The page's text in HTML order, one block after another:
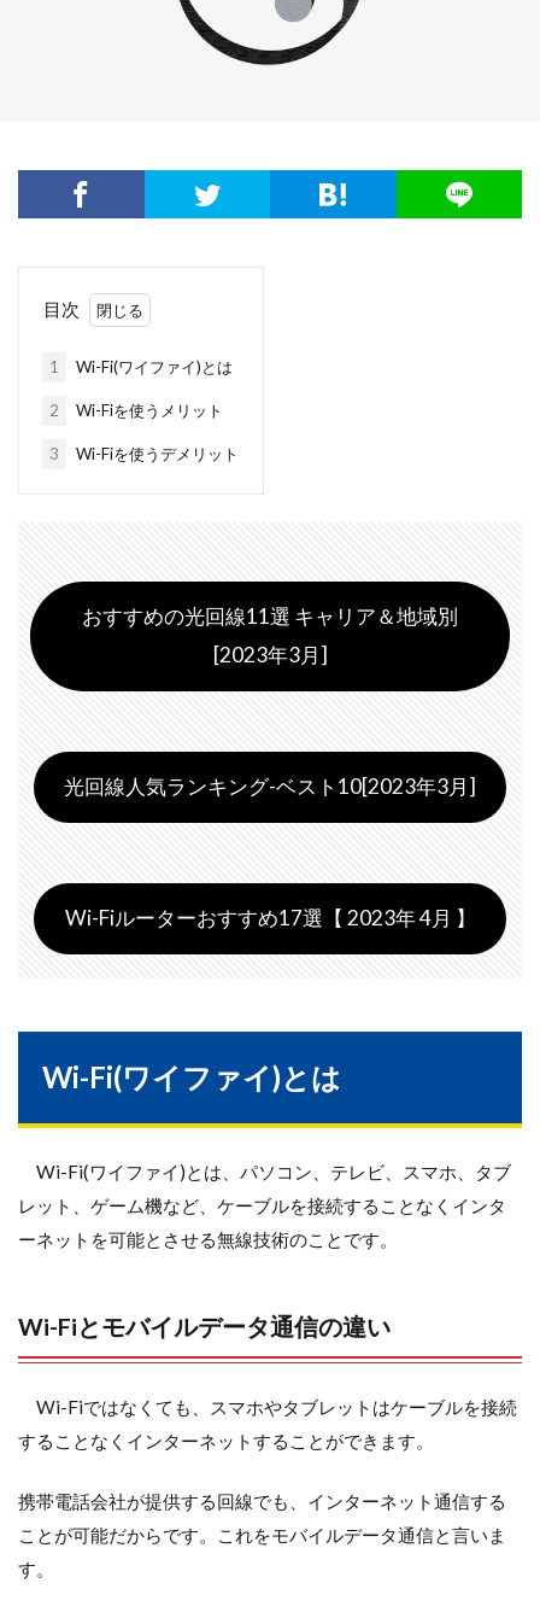
目次
1 Wi-Fi(ワイファイ)とは
2 Wi-Fiを使うメリット
3 Wi-Fiを使うデメリット
おすすめの光回線11選 キャリア＆地域別
[2023年3月]
光回線人気ランキング-ベスト10[2023年3月]
Wi-Fiルーターおすすめ17選【 2023年 4月 】
Wi-Fi(ワイファイ)とは
Wi-Fi(ワイファイ)とは、パソコン、テレビ、スマホ、タブ
レット、ゲーム機など、ケーブルを接続することなくインタ
ーネットを可能とさせる無線技術のことです。
Wi-Fiとモバイルデータ通信の違い
Wi-Fiではなくても、スマホやタブレットはケーブルを接続
することなくインターネットすることができます。
携帯電話会社が提供する回線でも、インターネット通信する
ことが可能だからです。これをモバイルデータ通信と言いま
す。